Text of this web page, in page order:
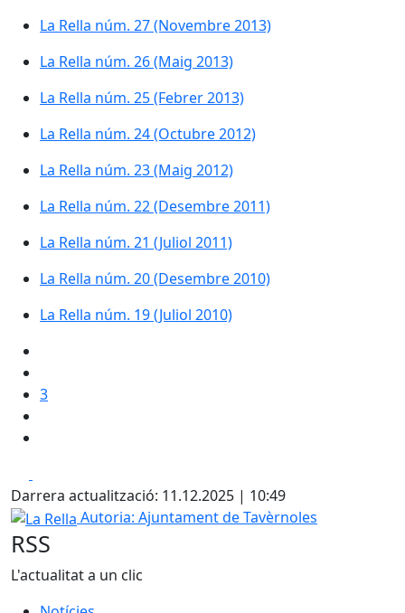
La Rella núm. 27 (Novembre 2013)
La Rella núm. 26 (Maig 2013)
La Rella núm. 25 (Febrer 2013)
La Rella núm. 24 (Octubre 2012)
La Rella núm. 23 (Maig 2012)
La Rella núm. 22 (Desembre 2011)
La Rella núm. 21 (Juliol 2011)
La Rella núm. 20 (Desembre 2010)
La Rella núm. 19 (Juliol 2010)
3
Darrera actualització: 11.12.2025 | 10:49
La Rella
Autoria: Ajuntament de Tavèrnoles
RSS
L'actualitat a un clic